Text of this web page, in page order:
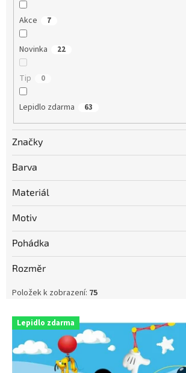
Akce 7
Novinka 22
Tip 0
Lepidlo zdarma 63
Značky
Barva
Materiál
Motiv
Pohádka
Rozměr
Položek k zobrazení: 75
V Lepidlo zdarma